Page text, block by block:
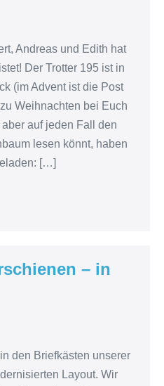
Andreas und Edith hat
Der Trotter 195 ist in
(im Advent ist die Post
Weihnachten bei Euch
auf jeden Fall den
lesen könnt, haben
[…]
– in
den Briefkästen unserer
Layout. Wir